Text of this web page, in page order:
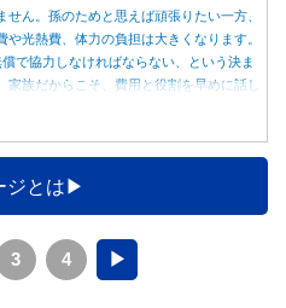
せん。孫のためと思えば頑張りたい一方、
や光熱費、体力の負担は大きくなります。
で協力しなければならない、という決ま
家族だからこそ、費用と役割を早めに話し
ジとは
3 4 ▶